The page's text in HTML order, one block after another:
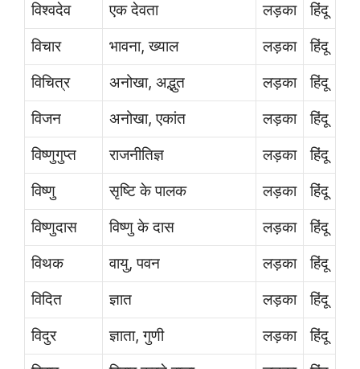
विश्वदेव
एक देवता लड़का
हिंदू
विचार
भावना, ख्याल लड़का
हिंदू
विचित्र
अनोखा, अद्भुत लड़का
हिंदू
विजन
अनोखा, एकांत लड़का
हिंदू
विष्णुगुप्त
राजनीतिज्ञ लड़का
हिंदू
विष्णु
सृष्टि के पालक लड़का
हिंदू
विष्णुदास
विष्णु के दास लड़का
हिंदू
विथक
वायु, पवन लड़का
हिंदू
विदित
ज्ञात लड़का
हिंदू
विदुर
ज्ञाता, गुणी लड़का
हिंदू